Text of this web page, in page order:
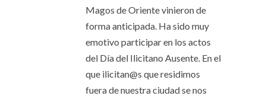
Magos de Oriente vinieron de
forma anticipada. Ha sido muy
emotivo participar en los actos
del Día del Ilicitano Ausente. En el
que ilicitan@s que residimos
fuera de nuestra ciudad se nos